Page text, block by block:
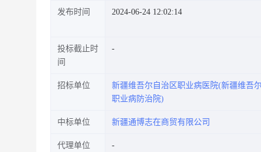
发布时间 2024-06-24 12:02:14
投标截止时
间
招标单位
新疆维吾尔自治区职业病医院(新疆维吾
职业病防治院)
中标单位 新疆通博志在商贸有限公司
代理单位